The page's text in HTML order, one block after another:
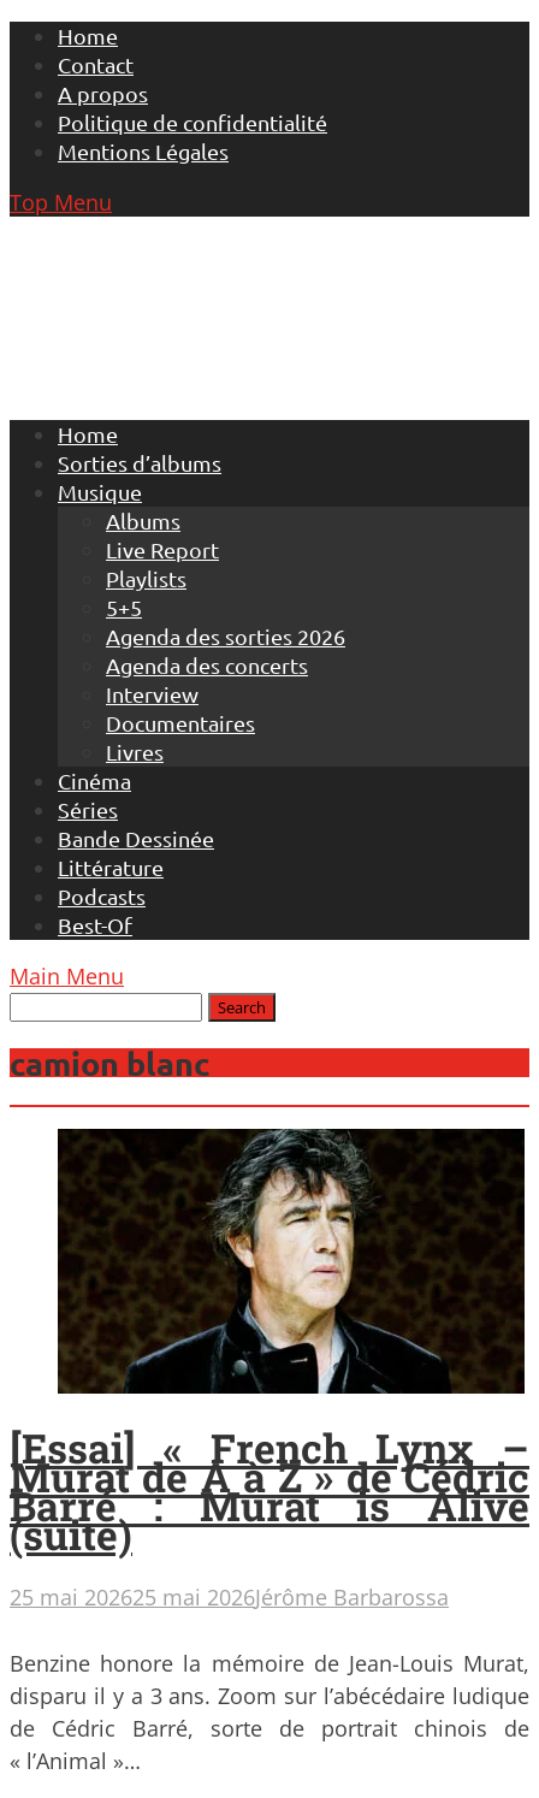
Skip
content
Home
Contact
A propos
Politique de confidentialité
Mentions Légales
Top Menu
Home
Sorties d’albums
Musique
Albums
Live Report
Playlists
5+5
Agenda des sorties 2026
Agenda des concerts
Interview
Documentaires
Livres
Cinéma
Séries
Bande Dessinée
Littérature
Podcasts
Best-Of
Main Menu
camion blanc
[Essai] « French Lynx –
Murat de A à Z » de Cédric
Barré : Murat is Alive
(suite)
25 mai 202625 mai 2026Jérôme Barbarossa
Benzine honore la mémoire de Jean-Louis Murat,
disparu il y a 3 ans. Zoom sur l’abécédaire ludique
de Cédric Barré, sorte de portrait chinois de
« l’Animal »…